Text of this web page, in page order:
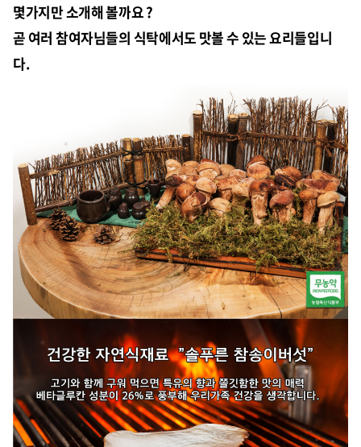
몇가지만 소개해 볼까요 ?
곧 여러 참여자님들의 식탁에서도 맛볼 수 있는 요리들입니
다.